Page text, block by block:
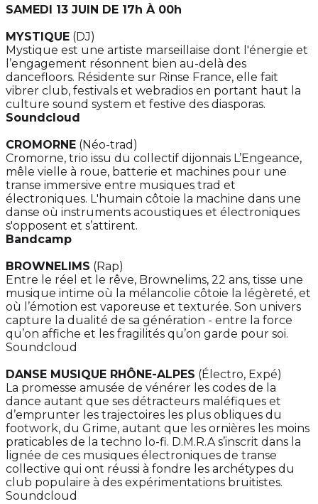
SAMEDI 13 JUIN DE 17h À 00h
MYSTIQUE (DJ)
Mystique est une artiste marseillaise dont l'énergie et
l’engagement résonnent bien au-delà des
dancefloors. Résidente sur Rinse France, elle fait
vibrer club, festivals et webradios en portant haut la
culture sound system et festive des diasporas.
Soundcloud
CROMORNE (Néo-trad)
Cromorne, trio issu du collectif dijonnais L’Engeance,
mêle vielle à roue, batterie et machines pour une
transe immersive entre musiques trad et
électroniques. L'humain côtoie la machine dans une
danse où instruments acoustiques et électroniques
s'opposent et s’attirent.
Bandcamp
BROWNELIMS (Rap)
Entre le réel et le rêve, Brownelims, 22 ans, tisse une
musique intime où la mélancolie côtoie la légèreté, et
où l’émotion est vaporeuse et texturée. Son univers
capture la dualité de sa génération - entre la force
qu’on affiche et les fragilités qu’on garde pour soi.
Soundcloud
DANSE MUSIQUE RHÔNE-ALPES (Électro, Expé)
La promesse amusée de vénérer les codes de la
dance autant que ses détracteurs maléfiques et
d’emprunter les trajectoires les plus obliques du
footwork, du Grime, autant que les ornières les moins
praticables de la techno lo-fi. D.M.R.A s’inscrit dans la
lignée de ces musiques électroniques de transe
collective qui ont réussi à fondre les archétypes du
club populaire à des expérimentations bruitistes.
Soundcloud